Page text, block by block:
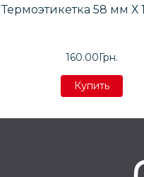
Термоэтикетка 58 мм Х
160.00Грн.
Купить
Купить